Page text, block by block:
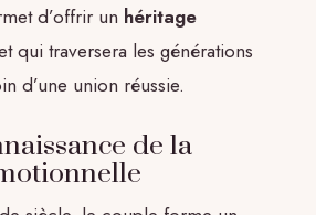
d’offrir un héritage
qui traversera les générations
d’une union réussie.
de la